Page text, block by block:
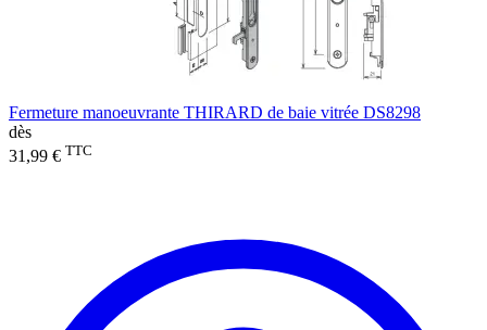
Fermeture manoeuvrante THIRARD de baie vitrée DS8298
dès
31,99 € TTC